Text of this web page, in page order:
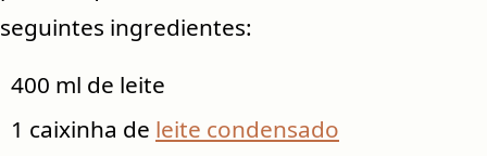
seguintes ingredientes:
400 ml de leite
1 caixinha de leite condensado